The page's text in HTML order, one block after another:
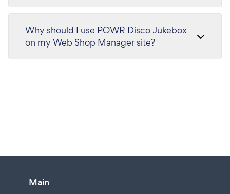
Why should I use POWR Disco Jukebox
on my Web Shop Manager site?
Main